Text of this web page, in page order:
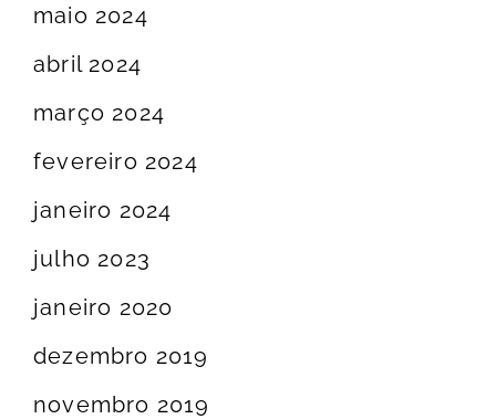
maio 2024
abril 2024
março 2024
fevereiro 2024
janeiro 2024
julho 2023
janeiro 2020
dezembro 2019
novembro 2019